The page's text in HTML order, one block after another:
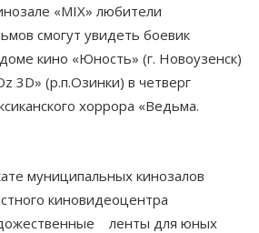
«MIX» любители
смогут увидеть боевик
кино «Юность» (г. Новоузенск)
3D» (р.п.Озинки) в четверг
хоррора «Ведьма.
муниципальных кинозалов
киновидеоцентра
ленты для юных